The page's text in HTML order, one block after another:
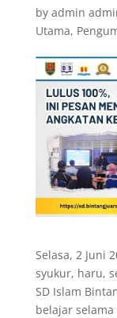
by admin
Utama,
Selasa, 2 Juni
syukur, haru,
SD Islam
belajar